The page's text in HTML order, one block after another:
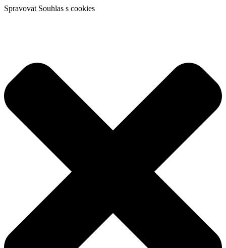
Spravovat Souhlas s cookies